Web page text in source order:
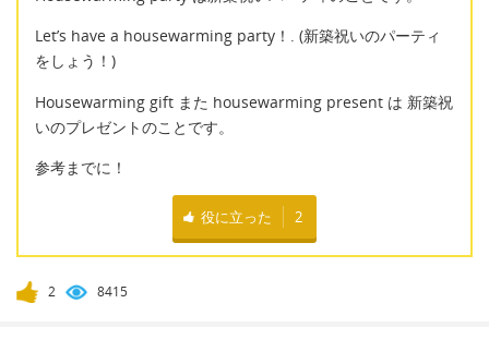
Let’s have a housewarming party！. (新築祝いのパーティ
をしょう！)
Housewarming gift また housewarming present は 新築祝
いのプレゼントのことです。
参考までに！
役に立った 2
2 8415